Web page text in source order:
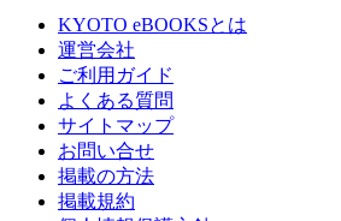
KYOTO eBOOKSとは
運営会社
ご利用ガイド
よくある質問
サイトマップ
お問い合せ
掲載の方法
掲載規約